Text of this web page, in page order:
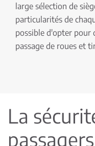
large sélection de
particularités de
possible d'opter pour
passage de roues et
La